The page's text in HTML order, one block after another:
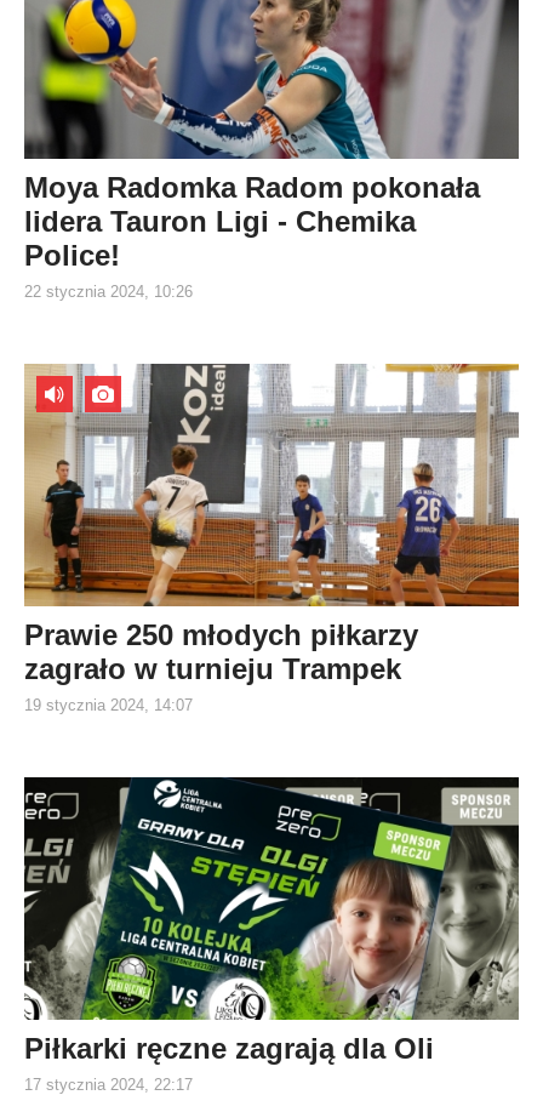
Moya Radomka Radom pokonała
lidera Tauron Ligi - Chemika
Police!
22 stycznia 2024, 10:26
Prawie 250 młodych piłkarzy
zagrało w turnieju Trampek
19 stycznia 2024, 14:07
Piłkarki ręczne zagrają dla Oli
17 stycznia 2024, 22:17